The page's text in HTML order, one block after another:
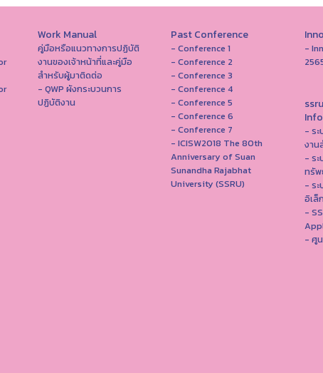
Work Manual
คู่มือหรือแนวทางการปฏิบัติ
งานของเจ้าหน้าที่และคู่มือ
สำหรับผู้มาติดต่อ
- QWP ผังกระบวนการ
ปฏิบัติงาน
Past Conference
- Conference 1
- Conference 2
- Conference 3
- Conference 4
- Conference 5
- Conference 6
- Conference 7
- ICISW2018 The 80th
Anniversary of Suan
Sunandha Rajabhat
University (SSRU)
-
- ร
งาน
- ร
ทรัพ
- ระ
อิเล็
-
- ศู